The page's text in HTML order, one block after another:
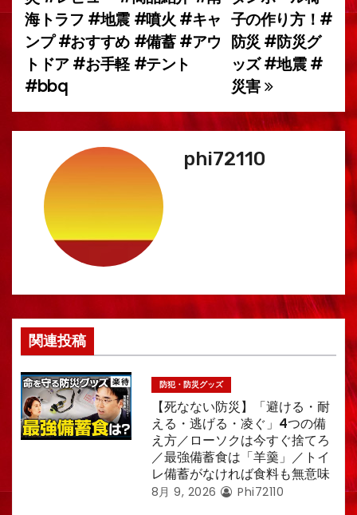
ナ
ビ
ゲ
ー
ョ
ン
子の作り方！#
防災 #防災グ
ッズ #地震 #
災害
海トラフ #地震 #噴火 #キャ
ンプ #おすすめ #備蓄 #アウ
トドア #お手軽 #テント
#bbq
phi72110
関連投稿
防犯・防災グッズ
【死なない防災】「避ける・耐
える・逃げる・凌ぐ」4つの備
え方／ローソクは今すぐ捨てろ
／最強備蓄食は「羊羹」／トイ
レ備蓄がなければ食料も無意味
8月 9, 2026 Phi72110